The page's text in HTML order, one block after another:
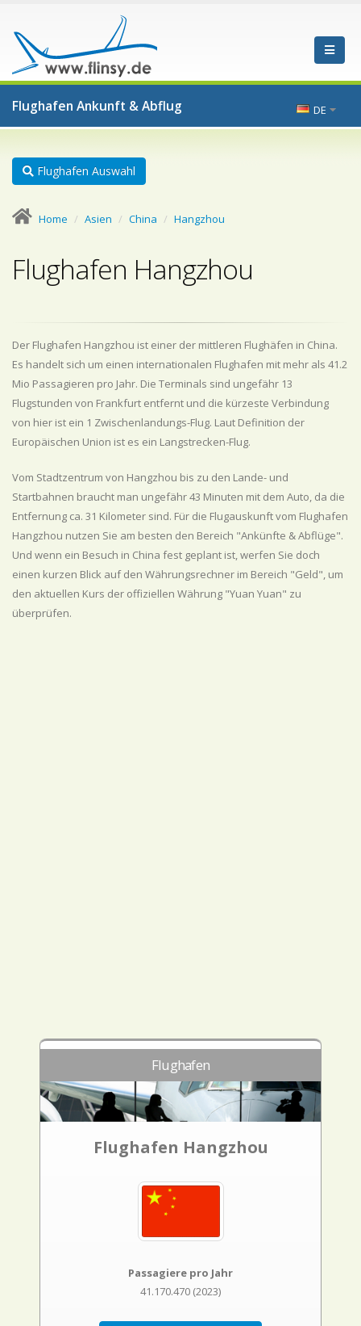
Flughafen Ankunft & Abflug DE
Flughafen Auswahl
Home Asien China Hangzhou
Flughafen Hangzhou
Der Flughafen Hangzhou ist einer der mittleren Flughäfen in China.
Es handelt sich um einen internationalen Flughafen mit mehr als 41.2
Mio Passagieren pro Jahr. Die Terminals sind ungefähr 13
Flugstunden von Frankfurt entfernt und die kürzeste Verbindung
von hier ist ein 1 Zwischenlandungs-Flug. Laut Definition der
Europäischen Union ist es ein Langstrecken-Flug.
Vom Stadtzentrum von Hangzhou bis zu den Lande- und
Startbahnen braucht man ungefähr 43 Minuten mit dem Auto, da die
Entfernung ca. 31 Kilometer sind. Für die Flugauskunft vom Flughafen
Hangzhou nutzen Sie am besten den Bereich "Ankünfte & Abflüge".
Und wenn ein Besuch in China fest geplant ist, werfen Sie doch
einen kurzen Blick auf den Währungsrechner im Bereich "Geld", um
den aktuellen Kurs der offiziellen Währung "Yuan Yuan" zu
überprüfen.
Flughafen
Flughafen Hangzhou
Passagiere pro Jahr
41.170.470 (2023)